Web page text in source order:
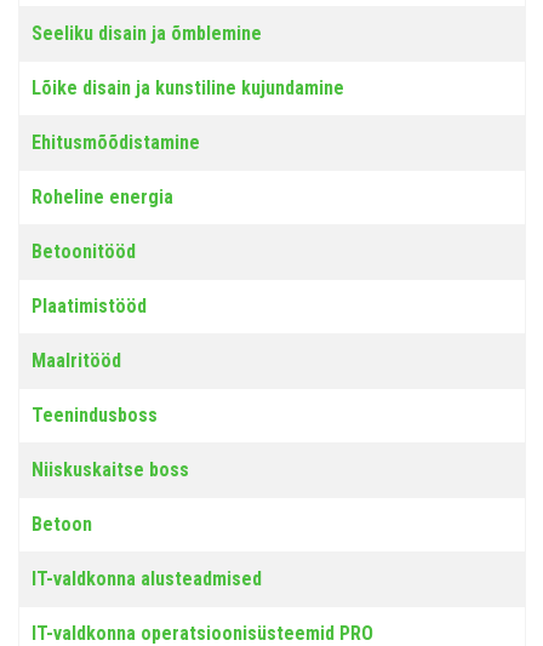
Seeliku disain ja õmblemine
Lõike disain ja kunstiline kujundamine
Ehitusmõõdistamine
Roheline energia
Betoonitööd
Plaatimistööd
Maalritööd
Teenindusboss
Niiskuskaitse boss
Betoon
IT-valdkonna alusteadmised
IT-valdkonna operatsioonisüsteemid PRO